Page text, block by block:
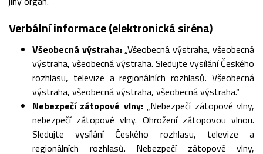
Verbální informace (elektronická siréna)
Všeobecná výstraha:„Všeobecná výstraha, všeobecná
výstraha, všeobecná výstraha. Sledujte vysílání Českého
rozhlasu, televize a regionálních rozhlasů. Všeobecná
výstraha, všeobecná výstraha, všeobecná výstraha.“
Nebezpečí zátopové vlny:„Nebezpečí zátopové vlny,
nebezpečí zátopové vlny. Ohrožení zátopovou vlnou.
Sledujte vysílání Českého rozhlasu, televize a
regionálních rozhlasů. Nebezpečí zátopové vlny,